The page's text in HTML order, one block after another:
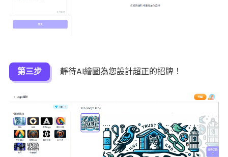
第三步 靜待AI繪圖為您設計超正的招牌！